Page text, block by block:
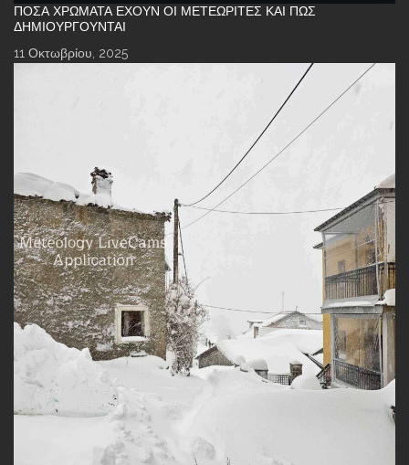
ΠΌΣΑ ΧΡΏΜΑΤΑ ΈΧΟΥΝ ΟΙ ΜΕΤΕΩΡΊΤΕΣ ΚΑΙ ΠΏΣ
ΔΗΜΙΟΥΡΓΟΎΝΤΑΙ
11 Οκτωβρίου, 2025